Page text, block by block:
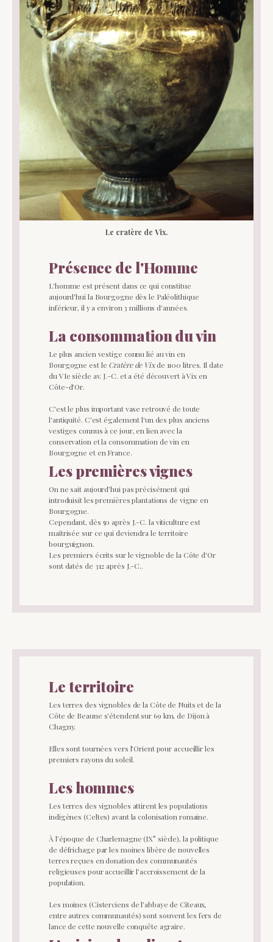
Présence de l'Homme
L'homme est présent dans ce qui constitue
aujourd'hui la Bourgogne dès le Paléolithique
inférieur, il y a environ 3 millions d'années.
La consommation du vin
Le plus ancien vestige connu lié au vin en
Bourgogne est le Cratère de Vixde 1100 litres. Il date
du VIe siècle av. J.-C. et a été découvert à Vix en
Côte-d'Or.
C'est le plus important vase retrouvé de toute
l'antiquité. C'est également l'un des plus anciens
vestiges connus à ce jour, en lien avec la
conservation et la consommation de vin en
Bourgogne et en France.
Les premières vignes
On ne sait aujourd’hui pas précisément qui
introduisit les premières plantations de vigne en
Bourgogne.
Cependant, dès 50 après J.-C. la viticulture est
maîtrisée sur ce qui deviendra le territoire
bourguignon.
Les premiers écrits sur le vignoble de la Côte d'Or
sont datés de 312 après J.-C..
Le cratère de Vix.
Le territoire
Les terres des vignobles de la Côte de Nuits et de la
Côte de Beaune s’étendent sur 69 km, de Dijon à
Chagny.
Elles sont tournées vers l’Orient pour accueillir les
premiers rayons du soleil.
Les hommes
Les terres des vignobles attirent les populations
indigènes (Celtes) avant la colonisation romaine.
À l’époque de Charlemagne (IX° siècle), la politique
de défrichage par les moines libère de nouvelles
terres reçues en donation des communautés
religieuses pour accueillir l’accroissement de la
population.
Les moines (Cisterciens de l’abbaye de Cîteaux,
entre autres communautés) sont souvent les fers de
lance de cette nouvelle conquête agraire.